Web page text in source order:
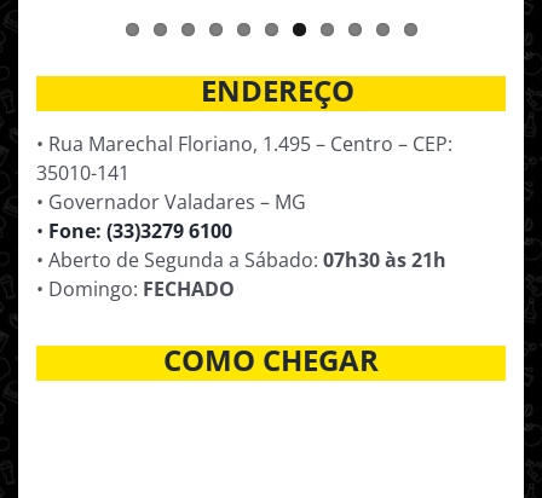
ENDEREÇO
• Rua Marechal Floriano, 1.495 – Centro – CEP:
35010-141
• Governador Valadares – MG
• Fone: (33)3279 6100
• Aberto de Segunda a Sábado: 07h30 às 21h
• Domingo: FECHADO
COMO CHEGAR